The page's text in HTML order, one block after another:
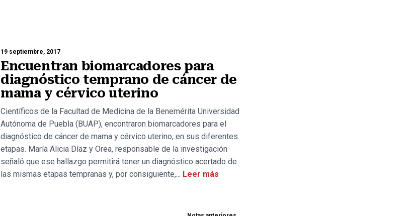
19 septiembre, 2017
Encuentran biomarcadores para
diagnóstico temprano de cáncer de
mama y cérvico uterino
Científicos de la Facultad de Medicina de la Benemérita Universidad
Autónoma de Puebla (BUAP), encontraron biomarcadores para el
diagnóstico de cáncer de mama y cérvico uterino, en sus diferentes
etapas. María Alicia Díaz y Orea, responsable de la investigación
señaló que ese hallazgo permitirá tener un diagnóstico acertado de
las mismas etapas tempranas y, por consiguiente,... Leer más